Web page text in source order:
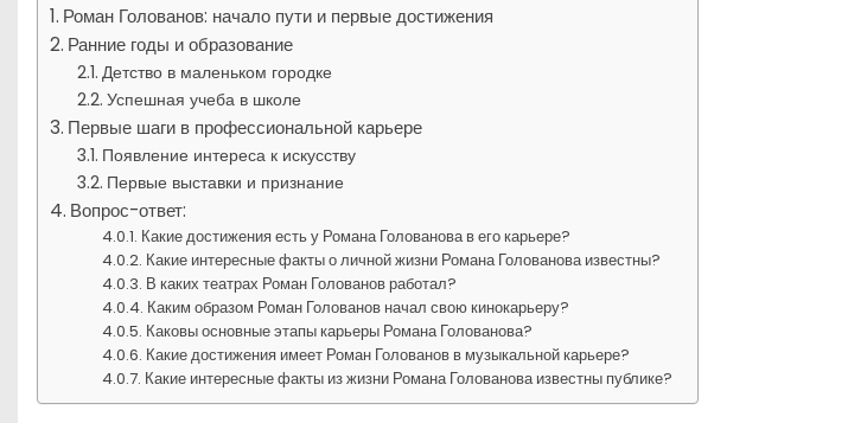
Роман Голованов: начало пути и первые достижения
Ранние годы и образование
Детство в маленьком городке
Успешная учеба в школе
Первые шаги в профессиональной карьере
Появление интереса к искусству
Первые выставки и признание
Вопрос-ответ:
Какие достижения есть у Романа Голованова в его карьере?
Какие интересные факты о личной жизни Романа Голованова известны?
В каких театрах Роман Голованов работал?
Каким образом Роман Голованов начал свою кинокарьеру?
Каковы основные этапы карьеры Романа Голованова?
Какие достижения имеет Роман Голованов в музыкальной карьере?
Какие интересные факты из жизни Романа Голованова известны публике?